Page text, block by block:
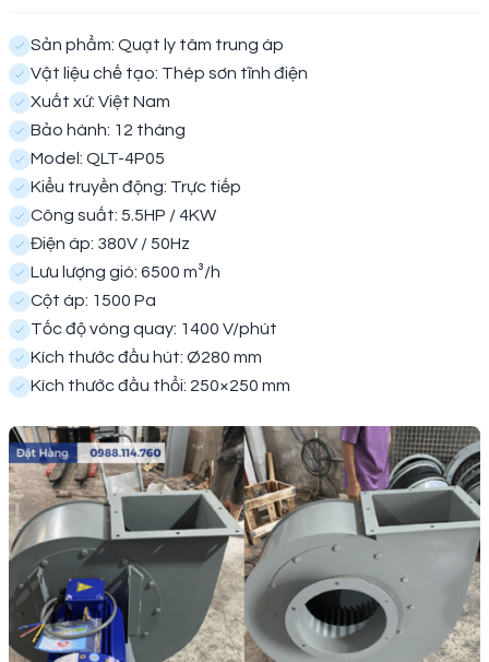
Sản phẩm: Quạt ly tâm trung áp
Vật liệu chế tạo: Thép sơn tĩnh điện
Xuất xứ: Việt Nam
Bảo hành: 12 tháng
Model: QLT-4P05
Kiểu truyền động: Trực tiếp
Công suất: 5.5HP / 4KW
Điện áp: 380V / 50Hz
Lưu lượng gió: 6500 m³/h
Cột áp: 1500 Pa
Tốc độ vòng quay: 1400 V/phút
Kích thước đầu hút: Ø280 mm
Kích thước đầu thổi: 250×250 mm